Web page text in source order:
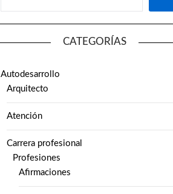
CATEGORÍAS
Autodesarrollo
Arquitecto
Atención
Carrera profesional
Profesiones
Afirmaciones